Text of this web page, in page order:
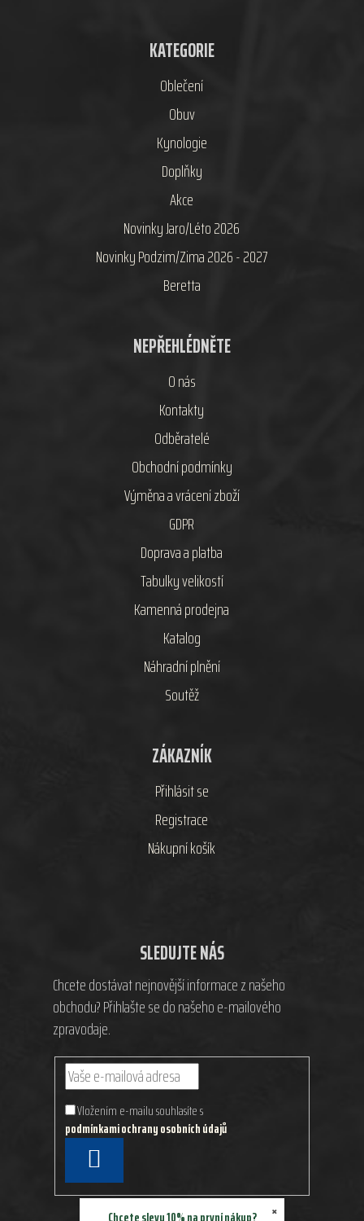
KATEGORIE
Oblečení
Obuv
Kynologie
Doplňky
Akce
Novinky Jaro/Léto 2026
Novinky Podzim/Zima 2026 - 2027
Beretta
NEPŘEHLÉDNĚTE
O nás
Kontakty
Odběratelé
Obchodní podmínky
Výměna a vrácení zboží
GDPR
Doprava a platba
Tabulky velikostí
Kamenná prodejna
Katalog
Náhradní plnění
Soutěž
ZÁKAZNÍK
Přihlásit se
Registrace
Nákupní košík
SLEDUJTE NÁS
Chcete dostávat nejnovější informace z našeho
obchodu? Přihlašte se do našeho e-mailového
zpravodaje.
Vložením e-mailu souhlasíte s
podmínkami ochrany osobních údajů
SE
×